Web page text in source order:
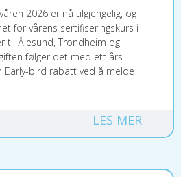
2026 er nå tilgjengelig, og
for vårens sertifiseringskurs i
til Ålesund, Trondheim og
følger det med ett års
Early-bird rabatt ved å melde
LES MER